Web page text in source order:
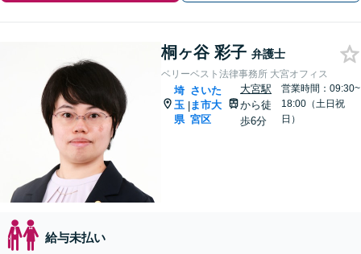
桐ヶ谷 彩子 弁護士
ベリーベスト法律事務所 大宮オフィス
埼
玉
県
|
さいた
ま市大
宮区
大宮駅
から徒
歩6分
営業時間：09:30~
18:00（土日祝
日）
給与未払い